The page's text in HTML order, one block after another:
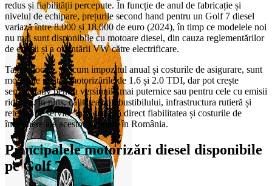
redus și fiabilității percepute. În funcție de anul de fabricație și
nivelul de echipare, prețurile second hand pentru un Golf 7 diesel
variază între 8.000 și 18.000 de euro (2024), în timp ce modelele noi
nu mai sunt disponibile cu motoare diesel, din cauza reglementărilor
de emisii și a orientării VW către electrificare.
Taxele locale, precum impozitul anual și costurile de asigurare, sunt
moderate pentru motorizările de 1.6 și 2.0 TDI, dar pot crește
semnificativ pentru versiunile mai puternice sau pentru cele cu emisii
ridicate. În plus, calitatea combustibilului, infrastructura rutieră și
rețeaua de service influențează direct fiabilitatea și costurile de
întreținere ale acestor motoare în România.
Principalele motorizări diesel disponibile
pe Golf 7